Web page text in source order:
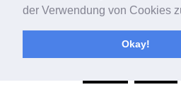
der Verwendung von Cookies
Okay!
Kugekschreiber, Aquarellfarbe,
Bütten
Handgeschöpft, ca. 170 g/m²
This website uses cookies to
assume you're ok with this, but